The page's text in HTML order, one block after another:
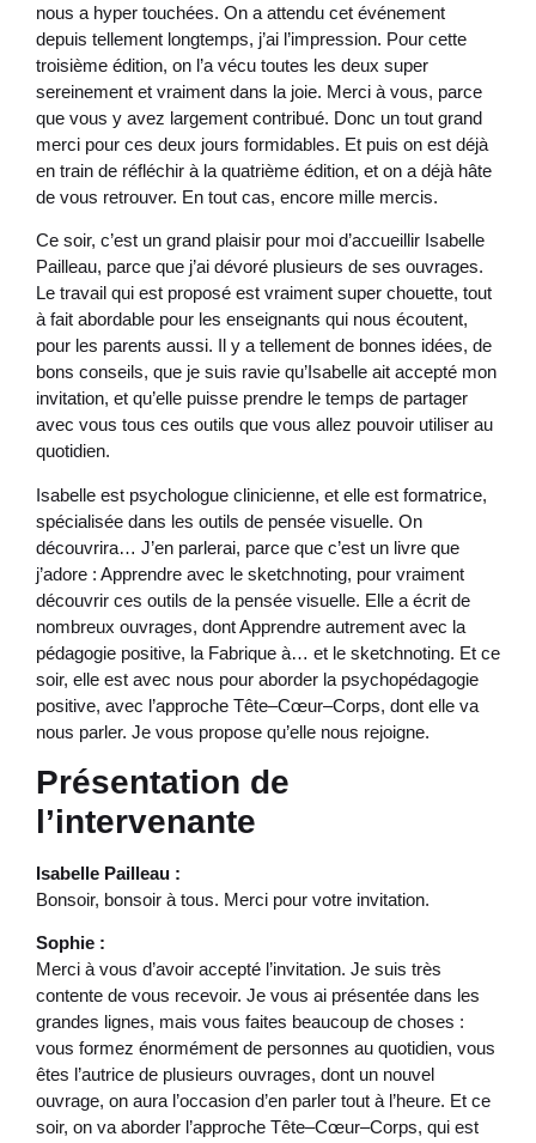
nous a hyper touchées. On a attendu cet événement
depuis tellement longtemps, j’ai l’impression. Pour cette
troisième édition, on l’a vécu toutes les deux super
sereinement et vraiment dans la joie. Merci à vous, parce
que vous y avez largement contribué. Donc un tout grand
merci pour ces deux jours formidables. Et puis on est déjà
en train de réfléchir à la quatrième édition, et on a déjà hâte
de vous retrouver. En tout cas, encore mille mercis.
Ce soir, c’est un grand plaisir pour moi d’accueillir Isabelle
Pailleau, parce que j’ai dévoré plusieurs de ses ouvrages.
Le travail qui est proposé est vraiment super chouette, tout
à fait abordable pour les enseignants qui nous écoutent,
pour les parents aussi. Il y a tellement de bonnes idées, de
bons conseils, que je suis ravie qu’Isabelle ait accepté mon
invitation, et qu’elle puisse prendre le temps de partager
avec vous tous ces outils que vous allez pouvoir utiliser au
quotidien.
Isabelle est psychologue clinicienne, et elle est formatrice,
spécialisée dans les outils de pensée visuelle. On
découvrira… J’en parlerai, parce que c’est un livre que
j’adore : Apprendre avec le sketchnoting, pour vraiment
découvrir ces outils de la pensée visuelle. Elle a écrit de
nombreux ouvrages, dont Apprendre autrement avec la
pédagogie positive, la Fabrique à… et le sketchnoting. Et ce
soir, elle est avec nous pour aborder la psychopédagogie
positive, avec l’approche Tête–Cœur–Corps, dont elle va
nous parler. Je vous propose qu’elle nous rejoigne.
Présentation de
l’intervenante
Isabelle Pailleau :
Bonsoir, bonsoir à tous. Merci pour votre invitation.
Sophie :
Merci à vous d’avoir accepté l’invitation. Je suis très
contente de vous recevoir. Je vous ai présentée dans les
grandes lignes, mais vous faites beaucoup de choses :
vous formez énormément de personnes au quotidien, vous
êtes l’autrice de plusieurs ouvrages, dont un nouvel
ouvrage, on aura l’occasion d’en parler tout à l’heure. Et ce
soir, on va aborder l’approche Tête–Cœur–Corps, qui est